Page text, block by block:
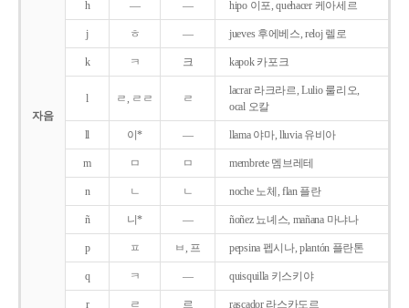
자음
h ― ― hipo 이포, quehacer 케아세르
j ㅎ ― jueves 후에베스, reloj 렐로
k ㅋ 크 kapok 카포크
l ㄹ, ㄹㄹ ㄹ
lacrar 라크라르, Lulio 룰리오,
ocal 오칼
ll 이* ― llama 야마, lluvia 유비아
m ㅁ ㅁ membrete 멤브레테
n ㄴ ㄴ noche 노체, flan 플란
ñ 니* ― ñoñez 뇨녜스, mañana 마냐나
p ㅍ ㅂ, 프 pepsina 펩시나, plantón 플란톤
q ㅋ ― quisquilla 키스키야
r ㄹ 르 rascador 라스카도르